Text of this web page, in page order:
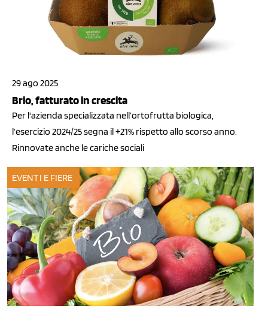
29 ago 2025
Brio, fatturato in crescita
Per l'azienda specializzata nell’ortofrutta biologica,
l’esercizio 2024/25 segna il +21% rispetto allo scorso anno.
Rinnovate anche le cariche sociali
EVENTI E FIERE